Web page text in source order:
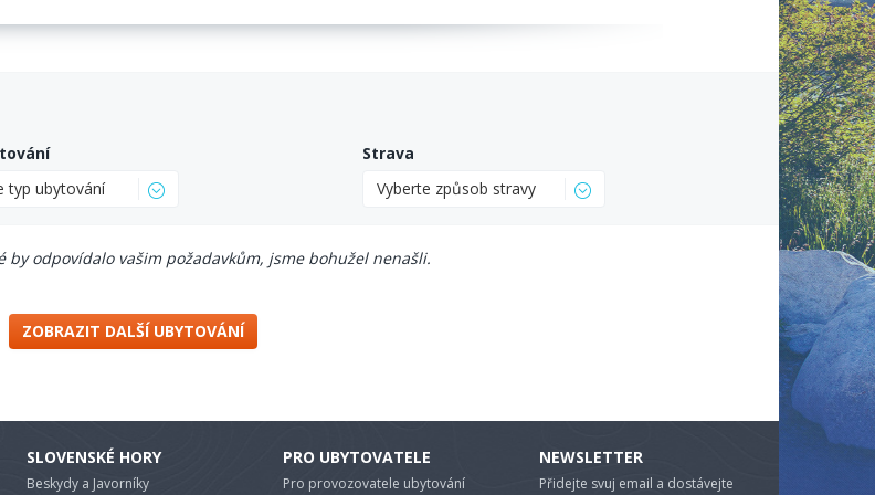
typ ubytování
Strava
Vyberte způsob stravy
by odpovídalo vašim požadavkům, jsme bohužel nenašli.
ZOBRAZIT DALŠÍ UBYTOVÁNÍ
SLOVENSKÉ HORY
Beskydy a Javorníky
PRO UBYTOVATELE
Pro provozovatele ubytování
NEWSLETTER
Přidejte svuj email a dostávejte